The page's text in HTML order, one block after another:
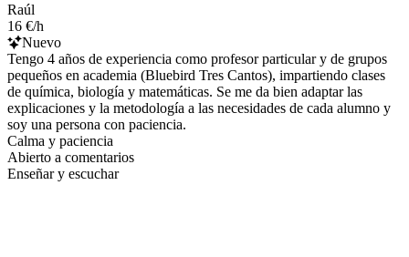
Raúl
16 €/h
Nuevo
Tengo 4 años de experiencia como profesor particular y de grupos
pequeños en academia (Bluebird Tres Cantos), impartiendo clases
de química, biología y matemáticas. Se me da bien adaptar las
explicaciones y la metodología a las necesidades de cada alumno y
soy una persona con paciencia.
Calma y paciencia
Abierto a comentarios
Enseñar y escuchar